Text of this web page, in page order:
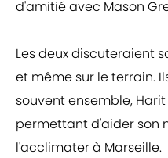
d'amitié avec Mason
Les deux discuteraient
et même sur le terrain.
souvent ensemble,
permettant d'aider son
l'acclimater à Marseille.